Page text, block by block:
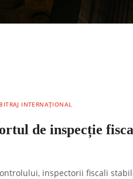
INTERNAȚIONAL
de inspecție
inspectorii fiscali